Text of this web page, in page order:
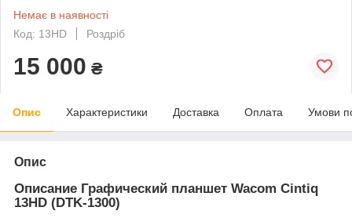
Немає в наявності
Код: 13HD
Роздріб
15 000 ₴
Опис Характеристики Доставка Оплата Умови
Опис
Описание Графический планшет Wacom Cintiq
13HD (DTK-1300)